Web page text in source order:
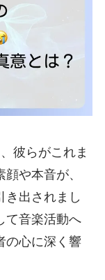
彼らがこれま
や本音が、
き出されまし
て音楽活動へ
の心に深く響